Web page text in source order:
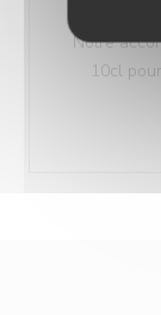
Notre
10cl